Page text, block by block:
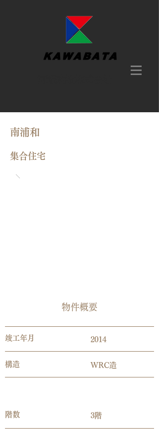
南浦和
集合住宅
​物件概要
​竣工年月 2014
​構造 WRC造
​階数 3階